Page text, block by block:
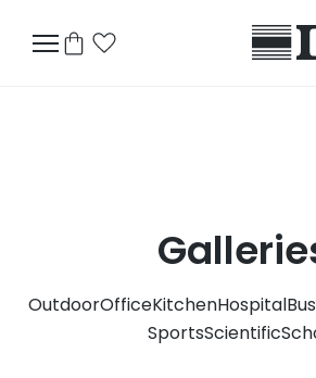
Hospital
Kitchen
Office
Outdoor
Scientific
Sports